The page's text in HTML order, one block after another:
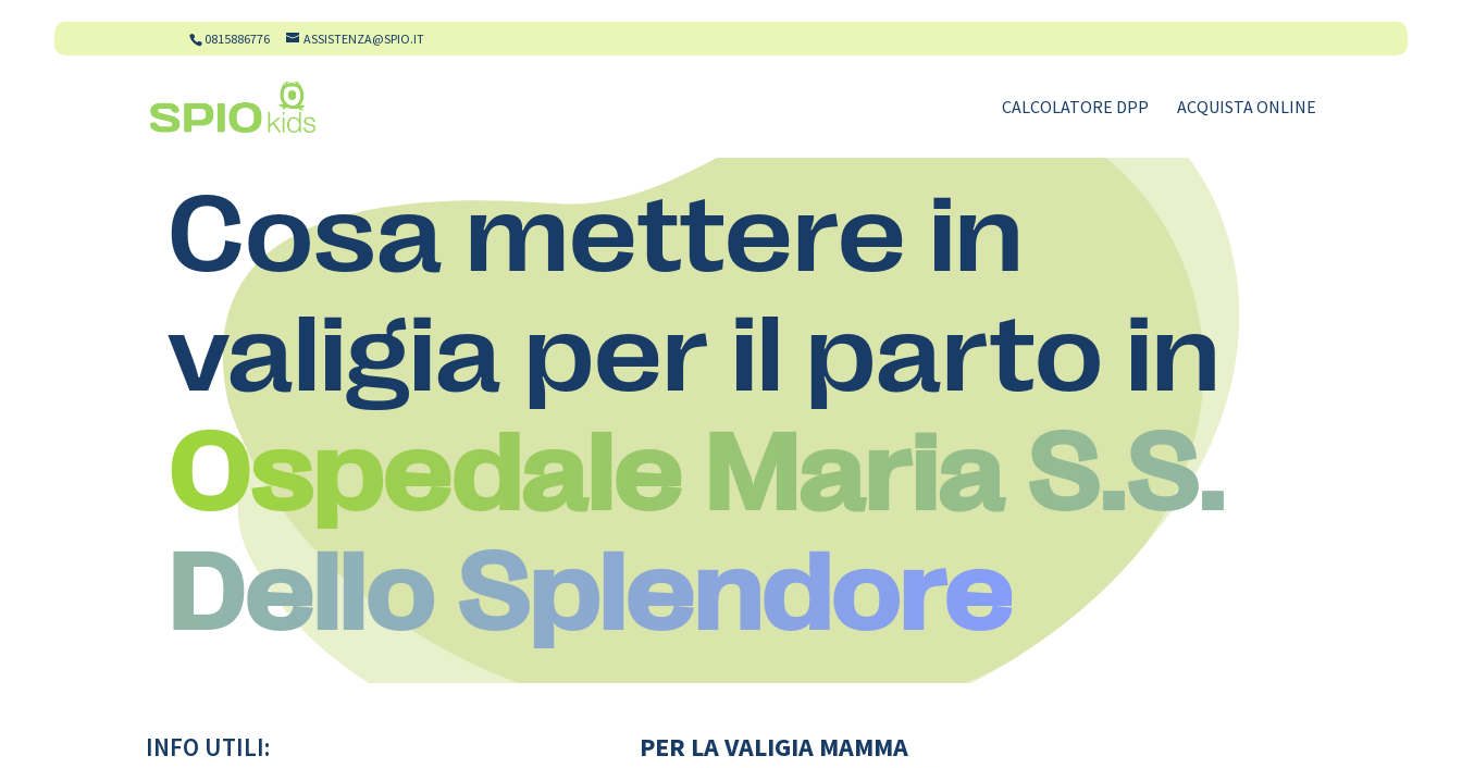
0815886776 ASSISTENZA@SPIO.IT
CALCOLATORE DPP ACQUISTA ONLINE
Cosa mettere in
valigia per il parto in
Ospedale Maria S.S.
Dello Splendore
INFO UTILI: PER LA VALIGIA MAMMA